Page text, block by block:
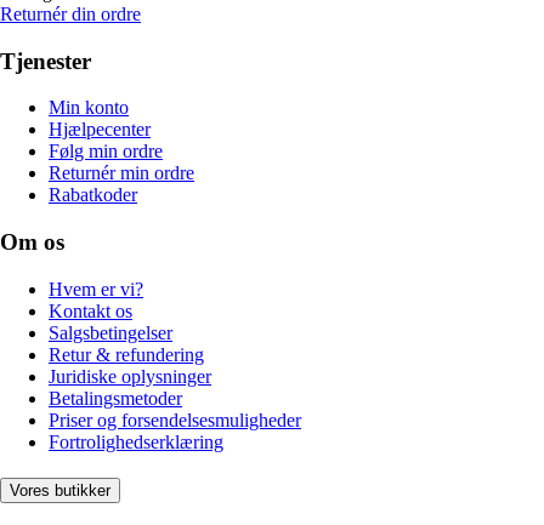
Returnér din ordre
Tjenester
Min konto
Hjælpecenter
Følg min ordre
Returnér min ordre
Rabatkoder
Om os
Hvem er vi?
Kontakt os
Salgsbetingelser
Retur & refundering
Juridiske oplysninger
Betalingsmetoder
Priser og forsendelsesmuligheder
Fortrolighedserklæring
Vores butikker